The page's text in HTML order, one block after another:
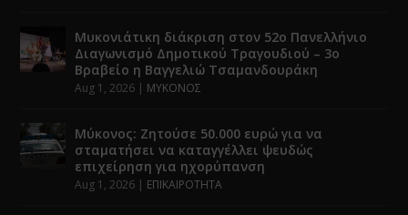
Μυκονιάτικη διάκριση στον 52ο Πανελλήνιο
Διαγωνισμό Δημοτικού Τραγουδιού – 3ο
Βραβείο η Βαγγελιώ Τσαμανδουράκη
Aug 1, 2026 | ΜΥΚΟΝΟΣ
Μύκονος: Ζητούσε 50.000 ευρώ για να
σταματήσει να καταγγέλλει ψευδώς
επιχείρηση για ηχορύπανση
Aug 1, 2026 | ΕΠΙΚΑΙΡΟΤΗΤΑ